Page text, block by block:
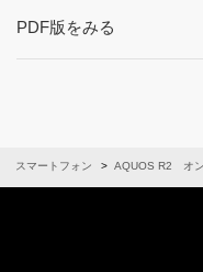
PDF版をみる
スマートフォン AQUOS R2 オ